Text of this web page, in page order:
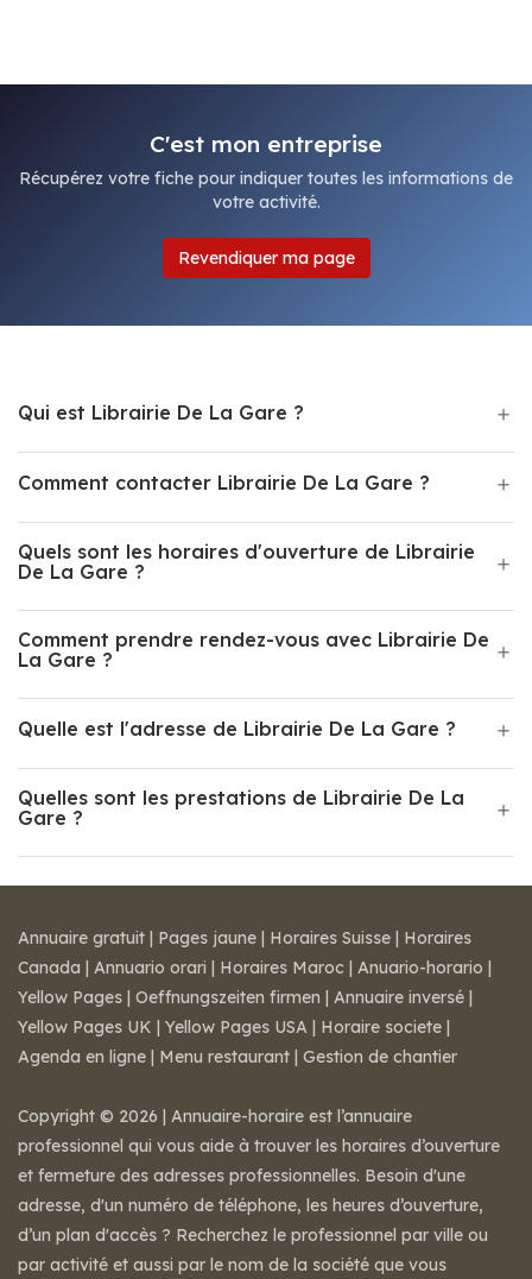
C'est mon entreprise
Récupérez votre fiche pour indiquer toutes les informations de
votre activité.
Revendiquer ma page
Qui est Librairie De La Gare ?
Comment contacter Librairie De La Gare ?
Quels sont les horaires d'ouverture de Librairie
De La Gare ?
Comment prendre rendez-vous avec Librairie De
La Gare ?
Quelle est l'adresse de Librairie De La Gare ?
Quelles sont les prestations de Librairie De La
Gare ?
Annuaire gratuit | Pages jaune | Horaires Suisse | Horaires
Canada | Annuario orari | Horaires Maroc | Anuario-horario |
Yellow Pages | Oeffnungszeiten firmen | Annuaire inversé |
Yellow Pages UK | Yellow Pages USA | Horaire societe |
Agenda en ligne | Menu restaurant | Gestion de chantier
Copyright © 2026 | Annuaire-horaire est l’annuaire
professionnel qui vous aide à trouver les horaires d’ouverture
et fermeture des adresses professionnelles. Besoin d'une
adresse, d'un numéro de téléphone, les heures d’ouverture,
d’un plan d'accès ? Recherchez le professionnel par ville ou
par activité et aussi par le nom de la société que vous